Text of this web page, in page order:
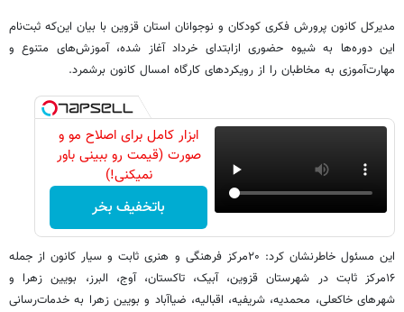
مدیرکل کانون پرورش فکری کودکان و نوجوانان استان قزوین با بیان این‌که ثبت‌نام
این دوره‌ها به شیوه حضوری ازابتدای خرداد آغاز شده، آموزش‌های متنوع و
مهارت‌آموزی به مخاطبان را از رویکردهای کارگاه امسال کانون برشمرد.
ابزار کامل برای اصلاح مو و
صورت (قیمت رو ببینی باور
نمیکنی!)
باتخفیف بخر
این مسئول خاطرنشان کرد: ۲۰مرکز فرهنگی و هنری ثابت و سیار کانون از جمله
۱۶مرکز ثابت در شهرستان قزوین، آبیک، تاکستان، آوج، البرز، بویین زهرا و
شهرهای خاکعلی، محمدیه، شریفیه، اقبالیه، ضیاآباد و بویین زهرا به خدمات‌رسانی